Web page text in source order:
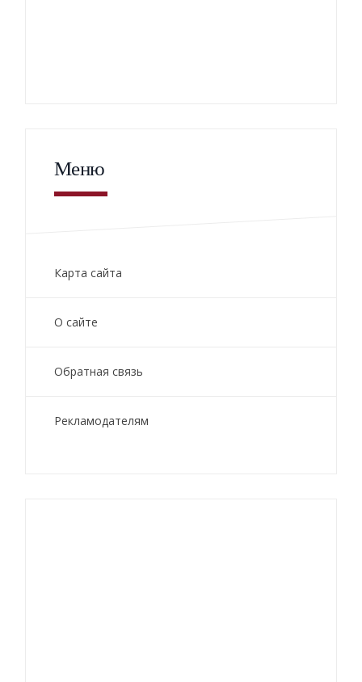
Меню
Карта сайта
О сайте
Обратная связь
Рекламодателям